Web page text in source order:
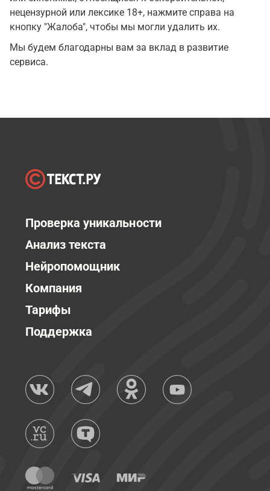
нецензурной или лексике 18+, нажмите справа на
кнопку "Жалоба", чтобы мы могли удалить их.
Мы будем благодарны вам за вклад в развитие
сервиса.
Проверка уникальности
Анализ текста
Нейропомощник
Компания
Тарифы
Поддержка